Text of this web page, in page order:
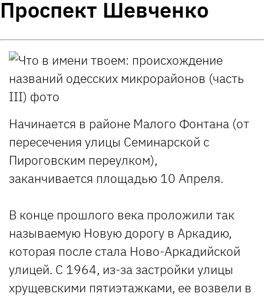
Проспект Шевченко
Начинается в районе Малого Фонтана (от
пересечения улицы Семинарской с
Пироговским переулком),
заканчивается площадью 10 Апреля.
В конце прошлого века проложили так
называемую Новую дорогу в Аркадию,
которая после стала Ново-Аркадийской
улицей. С 1964, из-за застройки улицы
хрущевскими пятиэтажками, ее возвели в